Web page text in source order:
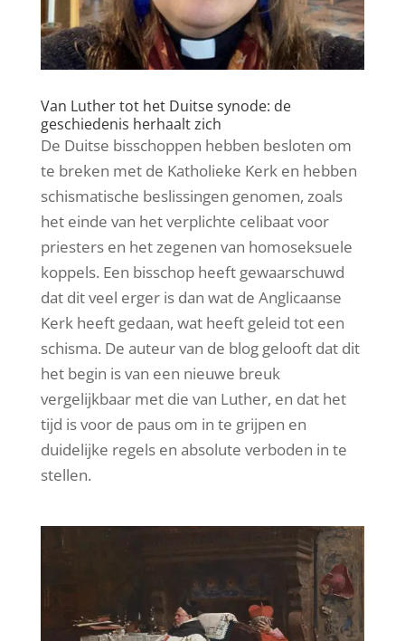
Van Luther tot het Duitse synode: de
geschiedenis herhaalt zich
De Duitse bisschoppen hebben besloten om
te breken met de Katholieke Kerk en hebben
schismatische beslissingen genomen, zoals
het einde van het verplichte celibaat voor
priesters en het zegenen van homoseksuele
koppels. Een bisschop heeft gewaarschuwd
dat dit veel erger is dan wat de Anglicaanse
Kerk heeft gedaan, wat heeft geleid tot een
schisma. De auteur van de blog gelooft dat dit
het begin is van een nieuwe breuk
vergelijkbaar met die van Luther, en dat het
tijd is voor de paus om in te grijpen en
duidelijke regels en absolute verboden in te
stellen.